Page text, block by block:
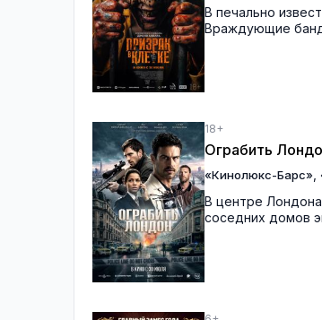
В печально
Враждующие
18+
Ограбить
«Кинолюкс-Барс»
В центре
соседних домов